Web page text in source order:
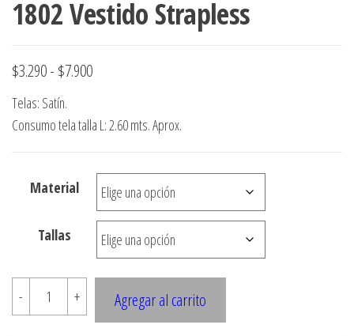
1802 Vestido Strapless
$3.290- $7.900Rango
precios:
$3.290
hasta
$7.900
Telas: Satín.
Consumo tela talla L: 2.60 mts. Aprox.
Material
Tallas
-
1802
+ Agregar al carrito